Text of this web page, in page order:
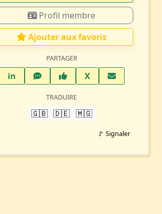
Profil membre
Ajouter aux favoris
PARTAGER
inLinkedInWhatsAppFacebook
XTwitter X
TRADUIRE
🇬🇧 🇩🇪 🇲🇬
🚩 Signaler